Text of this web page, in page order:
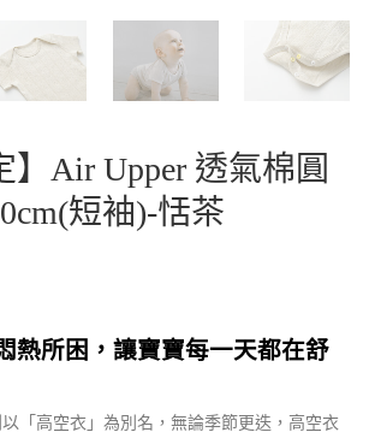
】Air Upper 透氣棉圓
短袖)-恬茶
熱所困，讓寶寶每一天都在舒
「高空衣」為別名，無論季節更迭，高空衣